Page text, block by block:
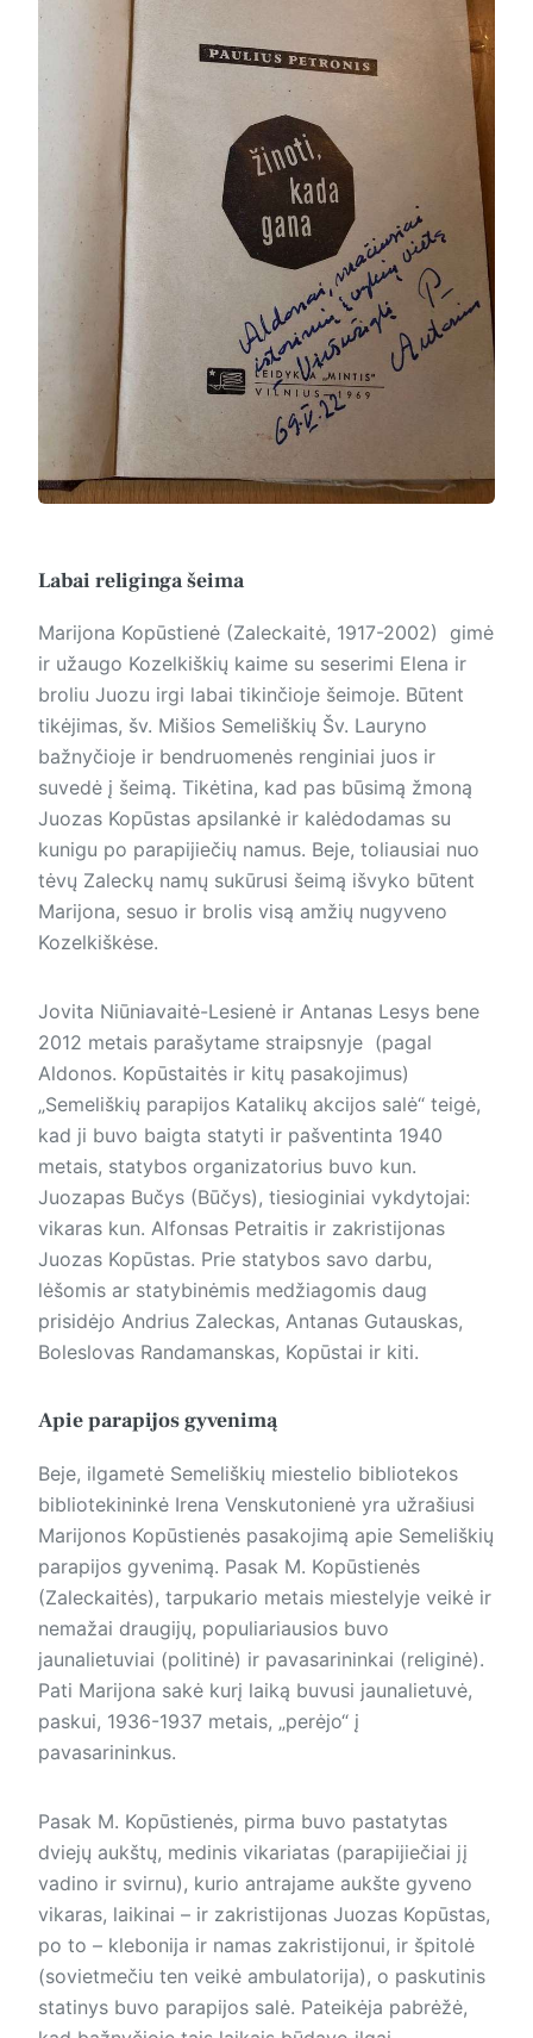
Labai religinga šeima
Marijona Kopūstienė (Zaleckaitė, 1917-2002) gimė
ir užaugo Kozelkiškių kaime su seserimi Elena ir
broliu Juozu irgi labai tikinčioje šeimoje. Būtent
tikėjimas, šv. Mišios Semeliškių Šv. Lauryno
bažnyčioje ir bendruomenės renginiai juos ir
suvedė į šeimą. Tikėtina, kad pas būsimą žmoną
Juozas Kopūstas apsilan­kė ir kalėdodamas su
kunigu po parapijiečių namus. Beje, toliausiai nuo
tėvų Zaleckų namų sukūrusi šeimą išvyko būtent
Marijona, sesuo ir brolis visą amžių nugyveno
Kozelkiškėse.
Jovita Niūniavaitė-Lesienė ir Antanas Lesys bene
2012 metais parašytame straipsnyje (pagal
Aldonos. Kopūstaitės ir kitų pasakojimus)
„Semeliškių parapijos Katalikų akcijos salė“ teigė,
kad ji buvo baigta statyti ir pašventinta 1940
metais, statybos organizatorius buvo kun.
Juozapas Bučys (Būčys), tiesioginiai vykdytojai:
vikaras kun. Alfonsas Petraitis ir zakristijonas
Juozas Kopūstas. Prie statybos savo darbu,
lėšomis ar statybinėmis medžiagomis daug
prisidėjo Andrius Zaleckas, Antanas Gutauskas,
Boleslovas Randamanskas, Kopūstai ir kiti.
Apie parapijos gyvenimą
Beje, ilgametė Semeliškių miestelio bibliotekos
bibliotekininkė Irena Venskutonienė yra užrašiusi
Marijonos Kopūstienės pasakojimą apie Semeliškių
parapijos gyvenimą. Pasak M. Kopūstienės
(Zaleckaitės), tarpukario metais miestelyje veikė ir
nemažai draugijų, populiariausios buvo
jaunalietuviai (politinė) ir pavasarininkai (religinė).
Pati Marijona sakė kurį laiką buvusi jaunalietuvė,
paskui, 1936-1937 metais, „perėjo“ į
pavasarininkus.
Pasak M. Kopūstienės, pirma buvo pastatytas
dviejų aukštų, medinis vikariatas (parapijiečiai jį
vadino ir svirnu), kurio antrajame aukšte gyveno
vikaras, laikinai – ir zakristijonas Juozas Kopūstas,
po to – klebonija ir namas zakristijonui, ir špitolė
(sovietmečiu ten veikė ambulatorija), o paskutinis
statinys buvo parapijos salė. Pateikėja pabrėžė,